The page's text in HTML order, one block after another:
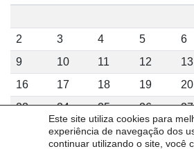
Este site utiliza cookies para
experiência de navegação dos
continuar utilizando o site, você
2
3 4 5 6
9
10 11 12 13
16
17 18 19 20
23
24 25 26 27
31